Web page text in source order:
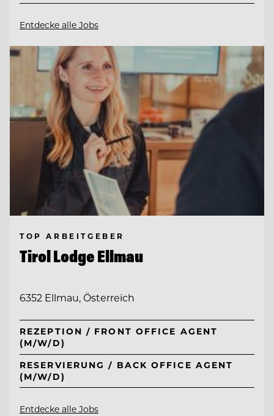
Entdecke alle Jobs
TOP ARBEITGEBER
Tirol Lodge Ellmau
6352 Ellmau, Österreich
REZEPTION / FRONT OFFICE AGENT
(M/W/D)
RESERVIERUNG / BACK OFFICE AGENT
(M/W/D)
Entdecke alle Jobs